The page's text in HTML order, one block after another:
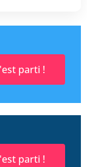
parti !
parti !